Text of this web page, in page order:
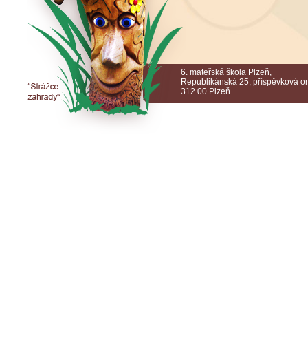
6. mateřská škola Plzeň,
Republikánská 25, příspěvková
312 00 Plzeň